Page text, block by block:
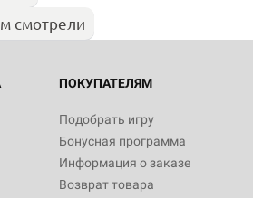
смотрели
ПОКУПАТЕЛЯМ
Подобрать игру
Бонусная программа
Информация о заказе
Возврат товара